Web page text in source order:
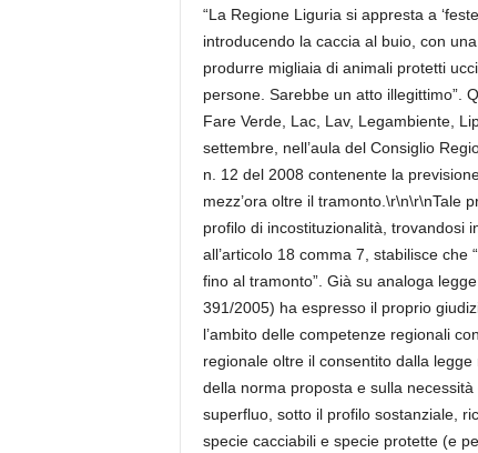
“La Regione Liguria si appresta a
introducendo la caccia al buio, con
produrre migliaia di animali protetti
persone. Sarebbe un atto illegittimo”.
Fare Verde, Lac, Lav, Legambiente,
settembre, nell’aula del Consiglio
n. 12 del 2008 contenente la
mezz’ora oltre il tramonto.\r\n\r\nTale
profilo di incostituzionalità, trovandosi
all’articolo 18 comma 7, stabilisce che
fino al tramonto”. Già su analoga
391/2005) ha espresso il proprio
l’ambito delle competenze regionali
regionale oltre il consentito dalla
della norma proposta e sulla
superfluo, sotto il profilo sostanziale,
specie cacciabili e specie protette (e